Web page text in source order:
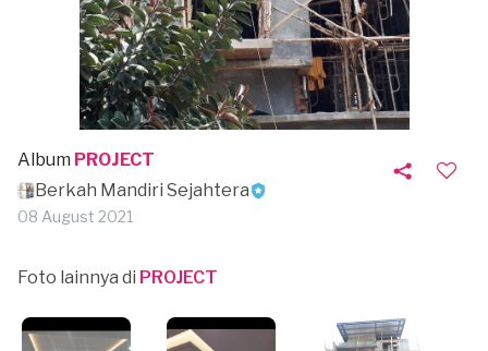
Album PROJECT
Berkah Mandiri Sejahtera
08 August 2021
Foto lainnya di PROJECT